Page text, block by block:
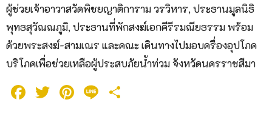
ผู้ช่วยเจ้าอาวาสวัดพิชยญาติการาม วรวิหาร, ประธานมูลนิธิ
พุทธสุวัณณภูมิ, ประธานที่พักสงฆ์เอกคีรีรมณียธรรม พร้อม
ด้วยพระสงฆ์-สามเณร และคณะ เดินทางไปมอบครื่องอุปโภค
บริโภคเพื่อช่วยเหลือผู้ประสบภัยน้ำท่วม จังหวัดนครราชสีมา
Facebook
Twitter
Pinterest
Line